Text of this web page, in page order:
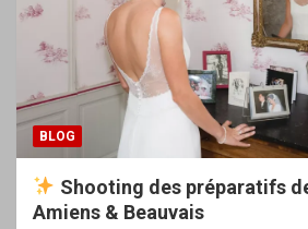
BLOG
Shooting des préparatifs
Amiens & Beauvais